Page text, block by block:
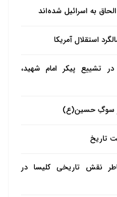
بین مردم منطقه
این‌قدر متحد و
با دوران بعثتِ امت
اسلام، هیچ‌وقت مؤمنین این‌قدر
و با قدرت و نیروی
گسترده و متحد‌الشکل با
کنید.
به اسرائیل شده‌اند
استقلال آمریکا
تشییع پیکر امام شهید،
سوگِ حسین(ع)
تاریخ
نقش تاریخی کلیسا در